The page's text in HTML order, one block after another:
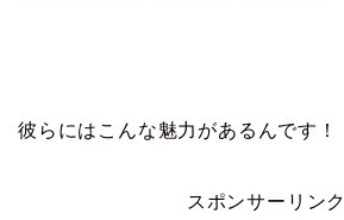
彼らにはこんな魅力があるんです！
スポンサーリンク